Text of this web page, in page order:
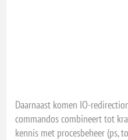
Daarnaast komen IO-
commandos combineert tot
kennis met procesbeheer (ps,